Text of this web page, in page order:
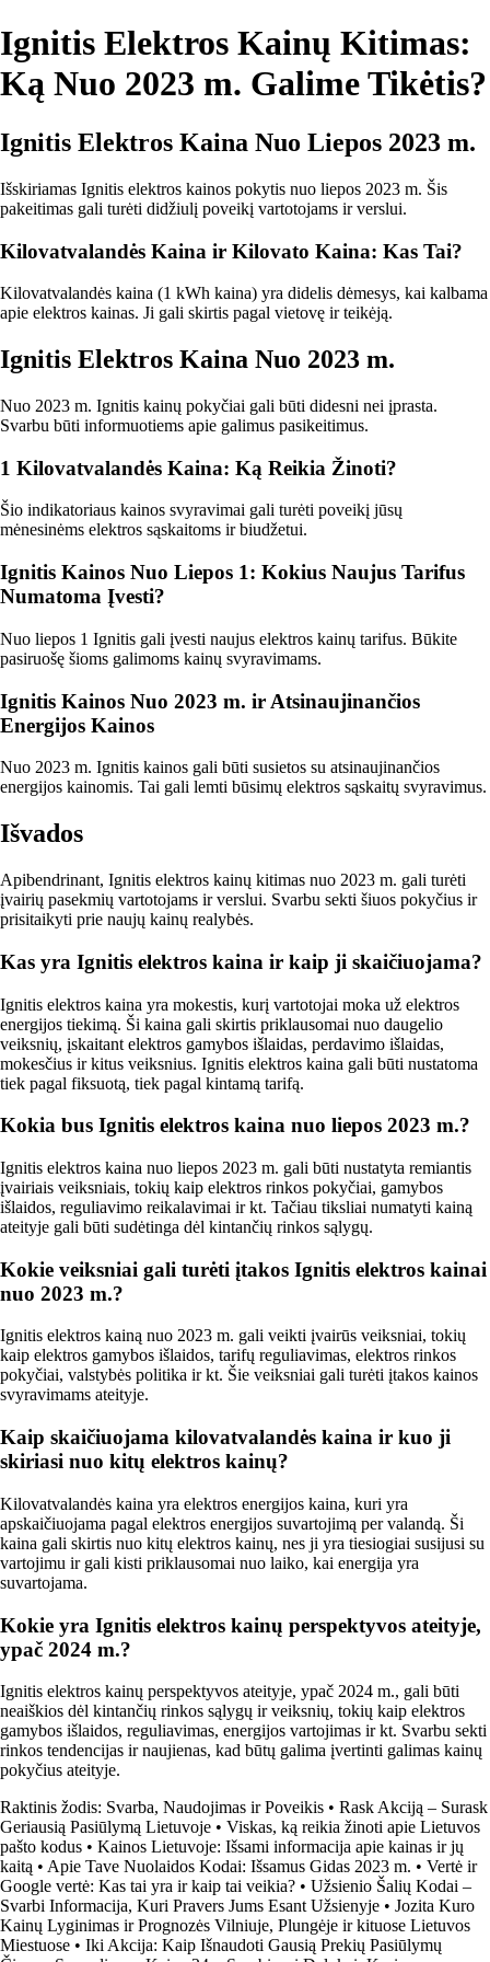
Ignitis Elektros Kainų Kitimas:
Ką Nuo 2023 m. Galime Tikėtis?
Ignitis Elektros Kaina Nuo Liepos 2023 m.
Išskiriamas Ignitis elektros kainos pokytis nuo liepos 2023 m. Šis
pakeitimas gali turėti didžiulį poveikį vartotojams ir verslui.
Kilovatvalandės Kaina ir Kilovato Kaina: Kas Tai?
Kilovatvalandės kaina (1 kWh kaina) yra didelis dėmesys, kai kalbama
apie elektros kainas. Ji gali skirtis pagal vietovę ir teikėją.
Ignitis Elektros Kaina Nuo 2023 m.
Nuo 2023 m. Ignitis kainų pokyčiai gali būti didesni nei įprasta.
Svarbu būti informuotiems apie galimus pasikeitimus.
1 Kilovatvalandės Kaina: Ką Reikia Žinoti?
Šio indikatoriaus kainos svyravimai gali turėti poveikį jūsų
mėnesinėms elektros sąskaitoms ir biudžetui.
Ignitis Kainos Nuo Liepos 1: Kokius Naujus Tarifus
Numatoma Įvesti?
Nuo liepos 1 Ignitis gali įvesti naujus elektros kainų tarifus. Būkite
pasiruošę šioms galimoms kainų svyravimams.
Ignitis Kainos Nuo 2023 m. ir Atsinaujinančios
Energijos Kainos
Nuo 2023 m. Ignitis kainos gali būti susietos su atsinaujinančios
energijos kainomis. Tai gali lemti būsimų elektros sąskaitų svyravimus.
Išvados
Apibendrinant, Ignitis elektros kainų kitimas nuo 2023 m. gali turėti
įvairių pasekmių vartotojams ir verslui. Svarbu sekti šiuos pokyčius ir
prisitaikyti prie naujų kainų realybės.
Kas yra Ignitis elektros kaina ir kaip ji skaičiuojama?
Ignitis elektros kaina yra mokestis, kurį vartotojai moka už elektros
energijos tiekimą. Ši kaina gali skirtis priklausomai nuo daugelio
veiksnių, įskaitant elektros gamybos išlaidas, perdavimo išlaidas,
mokesčius ir kitus veiksnius. Ignitis elektros kaina gali būti nustatoma
tiek pagal fiksuotą, tiek pagal kintamą tarifą.
Kokia bus Ignitis elektros kaina nuo liepos 2023 m.?
Ignitis elektros kaina nuo liepos 2023 m. gali būti nustatyta remiantis
įvairiais veiksniais, tokių kaip elektros rinkos pokyčiai, gamybos
išlaidos, reguliavimo reikalavimai ir kt. Tačiau tiksliai numatyti kainą
ateityje gali būti sudėtinga dėl kintančių rinkos sąlygų.
Kokie veiksniai gali turėti įtakos Ignitis elektros kainai
nuo 2023 m.?
Ignitis elektros kainą nuo 2023 m. gali veikti įvairūs veiksniai, tokių
kaip elektros gamybos išlaidos, tarifų reguliavimas, elektros rinkos
pokyčiai, valstybės politika ir kt. Šie veiksniai gali turėti įtakos kainos
svyravimams ateityje.
Kaip skaičiuojama kilovatvalandės kaina ir kuo ji
skiriasi nuo kitų elektros kainų?
Kilovatvalandės kaina yra elektros energijos kaina, kuri yra
apskaičiuojama pagal elektros energijos suvartojimą per valandą. Ši
kaina gali skirtis nuo kitų elektros kainų, nes ji yra tiesiogiai susijusi su
vartojimu ir gali kisti priklausomai nuo laiko, kai energija yra
suvartojama.
Kokie yra Ignitis elektros kainų perspektyvos ateityje,
ypač 2024 m.?
Ignitis elektros kainų perspektyvos ateityje, ypač 2024 m., gali būti
neaiškios dėl kintančių rinkos sąlygų ir veiksnių, tokių kaip elektros
gamybos išlaidos, reguliavimas, energijos vartojimas ir kt. Svarbu sekti
rinkos tendencijas ir naujienas, kad būtų galima įvertinti galimas kainų
pokyčius ateityje.
Raktinis žodis: Svarba, Naudojimas ir Poveikis • Rask Akciją – Surask
Geriausią Pasiūlymą Lietuvoje • Viskas, ką reikia žinoti apie Lietuvos
pašto kodus • Kainos Lietuvoje: Išsami informacija apie kainas ir jų
kaitą • Apie Tave Nuolaidos Kodai: Išsamus Gidas 2023 m. • Vertė ir
Google vertė: Kas tai yra ir kaip tai veikia? • Užsienio Šalių Kodai –
Svarbi Informacija, Kuri Pravers Jums Esant Užsienyje • Jozita Kuro
Kainų Lyginimas ir Prognozės Vilniuje, Plungėje ir kituose Lietuvos
Miestuose • Iki Akcija: Kaip Išnaudoti Gausią Prekių Pasiūlymų